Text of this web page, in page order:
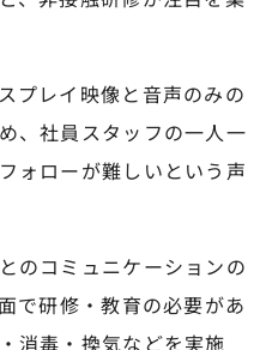
プレイ映像と音声のみの
、社員スタッフの一人一
ォローが難しいという声
のコミュニケーションの
で研修・教育の必要があ
消毒・換気などを実施